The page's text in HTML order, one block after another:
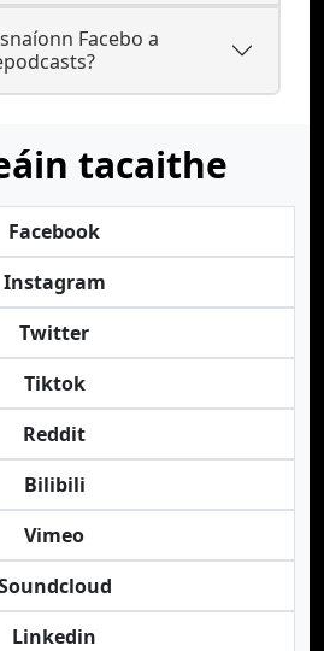
Facebo a
tacaithe
Facebook
Instagram
Twitter
Tiktok
Reddit
Bilibili
Vimeo
Linkedin